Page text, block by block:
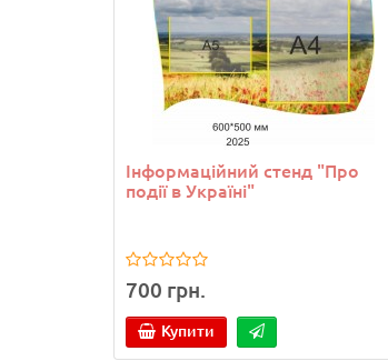
Інформаційний стенд "Про
події в Україні"
700 грн.
Купити